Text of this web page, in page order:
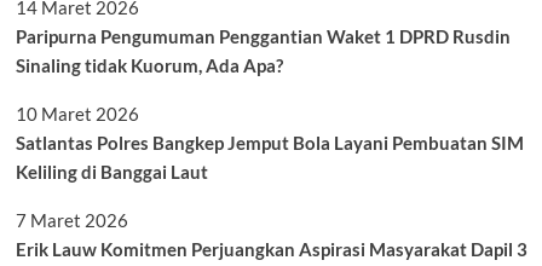
14 Maret 2026
Paripurna Pengumuman Penggantian Waket 1 DPRD Rusdin
Sinaling tidak Kuorum, Ada Apa?
10 Maret 2026
Satlantas Polres Bangkep Jemput Bola Layani Pembuatan SIM
Keliling di Banggai Laut
7 Maret 2026
Erik Lauw Komitmen Perjuangkan Aspirasi Masyarakat Dapil 3